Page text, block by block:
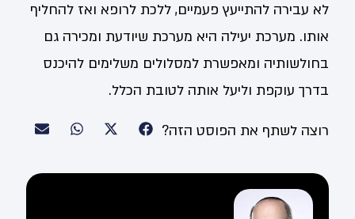
לא עבירה להתייעץ פעמיים, ללכת לרופא ואז להחליף
אותו. מערכת יעילה היא מערכת שיודעת ומכירה גם
בחולשותיה ומאפשרת למסלולים משלימים להיכנס
בדרך עוקפת וליעל אותה לטובת הכלל.
רוצה לשתף את הפוסט הזה?